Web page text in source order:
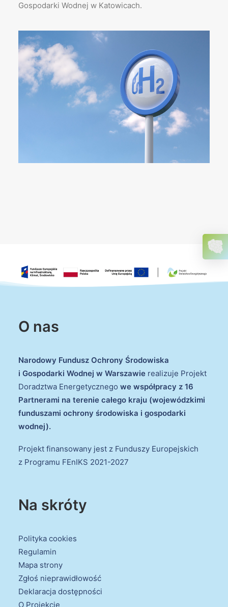
Gospodarki Wodnej w Katowicach.
O nas
Narodowy Fundusz Ochrony Środowiska
i Gospodarki Wodnej w Warszawie realizuje Projekt
Doradztwa Energetycznego we współpracy z 16
Partnerami na terenie całego kraju (wojewódzkimi
funduszami ochrony środowiska i gospodarki
wodnej).
Projekt finansowany jest z Funduszy Europejskich
z Programu FEnIKS 2021-2027
Na skróty
Polityka cookies
Regulamin
Mapa strony
Zgłoś nieprawidłowość
Deklaracja dostępności
O Projekcie